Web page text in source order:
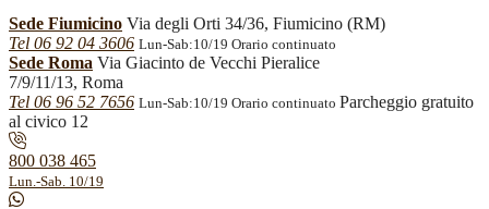
Sede Fiumicino Via degli Orti 34/36, Fiumicino (RM)
Tel 06 92 04 3606 Lun-Sab:10/19 Orario continuato
Sede Roma Via Giacinto de Vecchi Pieralice
7/9/11/13, Roma
Tel 06 96 52 7656 Lun-Sab:10/19 Orario continuato Parcheggio gratuito
al civico 12
800 038 465
Lun.-Sab. 10/19